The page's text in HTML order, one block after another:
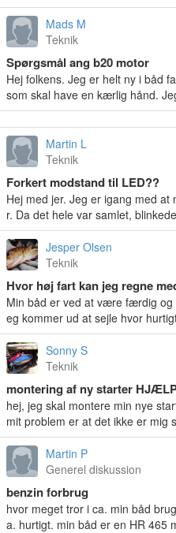
Mads M
Teknik
Spørgsmål ang b20 motor
Hej folkens. Jeg er helt ny i båd
som skal have en kærlig hånd.
Martin L
Teknik
Forkert modstand til LED??
Hej med jer. Jeg er igang med
r. Da det hele var samlet,
Jesper Olsen
Teknik
Hvor høj fart kan jeg regne
Min båd er ved at være færdig og
eg kommer ud at sejle hvor
Sonny S
Teknik
montering af ny starter
hej, jeg skal montere min nye
mit problem er at det ikke er mig
Martin P
Generel diskussion
benzin forbrug
hvor meget tror i ca. min båd
a. hurtigt. min båd er en HR 465